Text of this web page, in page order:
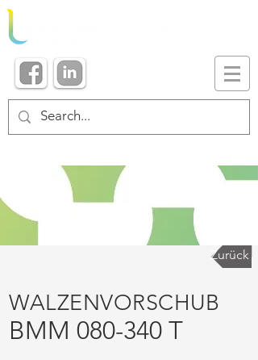
Zurück
WALZENVORSCHUB
BMM 080-340 T